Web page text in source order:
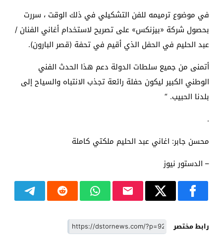
في موضوع ترميمه للفن التشكيلي في ذلك الوقت ، سررت
بحصول شركة «بيزنكس» على تصريح لاستخدام أغاني الفنان /
عبد الحليم في الحفل الذي أقيم في تحفة (قصر البارون).
أتمنى من جميع سلطات الدولة دعم هذا الحدث الفني
الوطني الكبير ليكون حفلة رائعة تجذب الانتباه والسياح إلى
بلدنا الحبيب. “
.
محسن جابر: اغاني عبد الحليم ملكتي كاملة
– الدستور نيوز
رابط مختصر